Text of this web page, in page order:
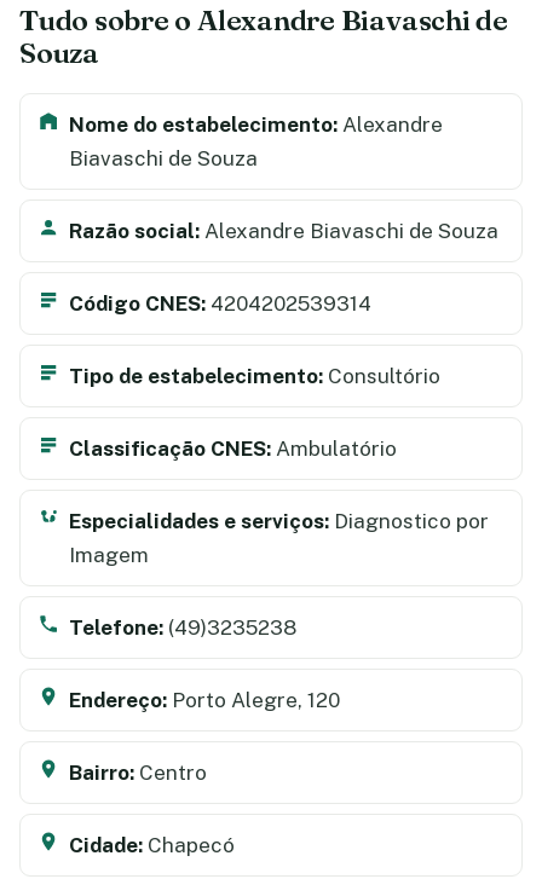
Tudo sobre o Alexandre Biavaschi de
Souza
Nome do estabelecimento: Alexandre
Biavaschi de Souza
Razão social: Alexandre Biavaschi de Souza
Código CNES: 4204202539314
Tipo de estabelecimento: Consultório
Classificação CNES: Ambulatório
Especialidades e serviços: Diagnostico por
Imagem
Telefone: (49)3235238
Endereço: Porto Alegre, 120
Bairro: Centro
Cidade: Chapecó